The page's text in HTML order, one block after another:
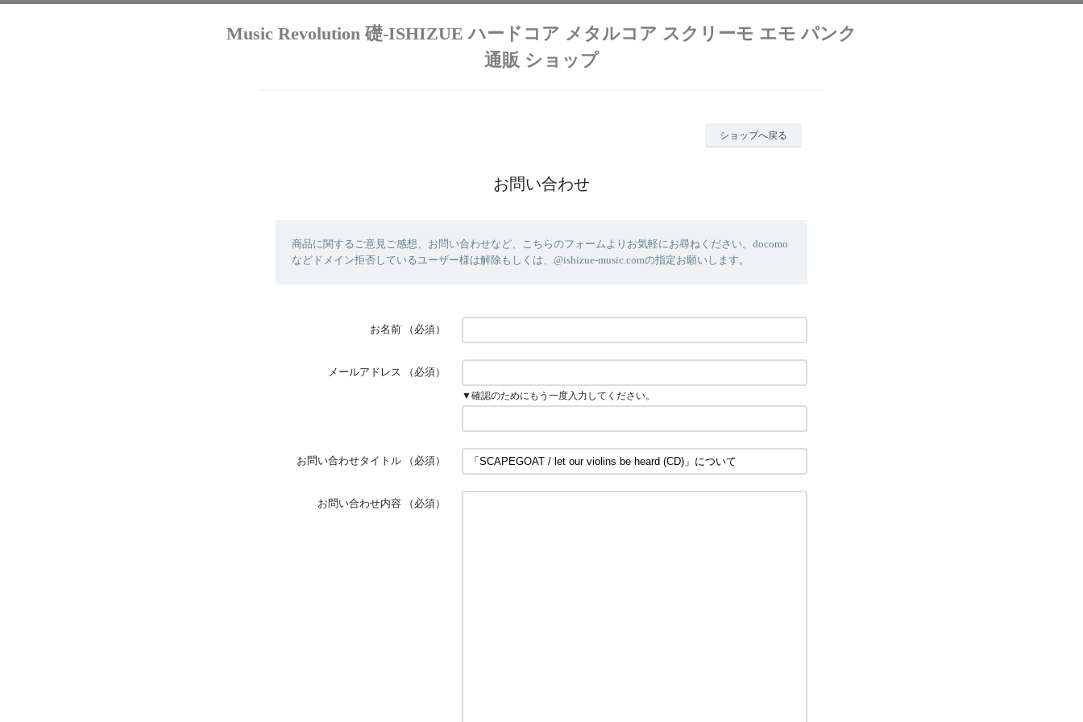
Music Revolution 礎-ISHIZUE ハードコア メタルコア スクリーモ エモ パンク
通販 ショップ
ショップへ戻る
お問い合わせ
商品に関するご意見ご感想、お問い合わせなど、こちらのフォームよりお気軽にお尋ねください。docomo
などドメイン拒否しているユーザー様は解除もしくは、@ishizue-music.comの指定お願いします。
お名前 （必須）
メールアドレス （必須）
▼確認のためにもう一度入力してください。
お問い合わせタイトル （必須）
お問い合わせ内容 （必須）